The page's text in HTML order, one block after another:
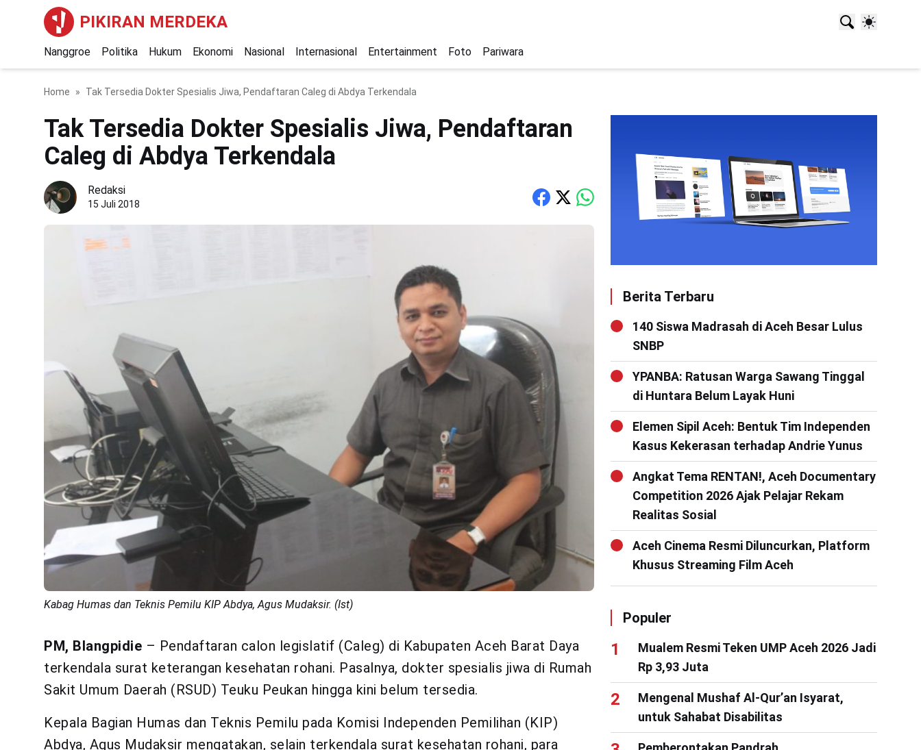
PIKIRAN MERDEKA
Nanggroe Politika Hukum Ekonomi Nasional Internasional Entertainment Foto Pariwara
Home Tak Tersedia Dokter Spesialis Jiwa, Pendaftaran Caleg di Abdya Terkendala
Tak Tersedia Dokter Spesialis Jiwa, Pendaftaran
Caleg di Abdya Terkendala
Redaksi
15 Juli 2018
Kabag Humas dan Teknis Pemilu KIP Abdya, Agus Mudaksir. (Ist)
PM, Blangpidie – Pendaftaran calon legislatif (Caleg) di Kabupaten Aceh Barat Daya
terkendala surat keterangan kesehatan rohani. Pasalnya, dokter spesialis jiwa di Rumah
Sakit Umum Daerah (RSUD) Teuku Peukan hingga kini belum tersedia.
Kepala Bagian Humas dan Teknis Pemilu pada Komisi Independen Pemilihan (KIP)
Abdya, Agus Mudaksir mengatakan, selain terkendala surat kesehatan rohani, para
Berita Terbaru
140 Siswa Madrasah di Aceh Besar Lulus
SNBP
YPANBA: Ratusan Warga Sawang Tinggal
di Huntara Belum Layak Huni
Elemen Sipil Aceh: Bentuk Tim Independen
Kasus Kekerasan terhadap Andrie Yunus
Angkat Tema RENTAN!, Aceh Documentary
Competition 2026 Ajak Pelajar Rekam
Realitas Sosial
Aceh Cinema Resmi Diluncurkan, Platform
Khusus Streaming Film Aceh
Populer
Mualem Resmi Teken UMP Aceh 2026 Jadi
Rp 3,93 Juta
Mengenal Mushaf Al-Qur’an Isyarat,
untuk Sahabat Disabilitas